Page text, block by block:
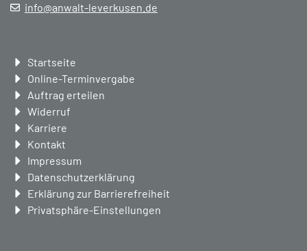
info@anwalt-leverkusen.de
Navigation
überspringen
Startseite
Online-Terminvergabe
Auftrag erteilen
Widerruf
Karriere
Kontakt
Impressum
Datenschutzerklärung
Erklärung zur Barrierefreiheit
Privatsphäre-Einstellungen